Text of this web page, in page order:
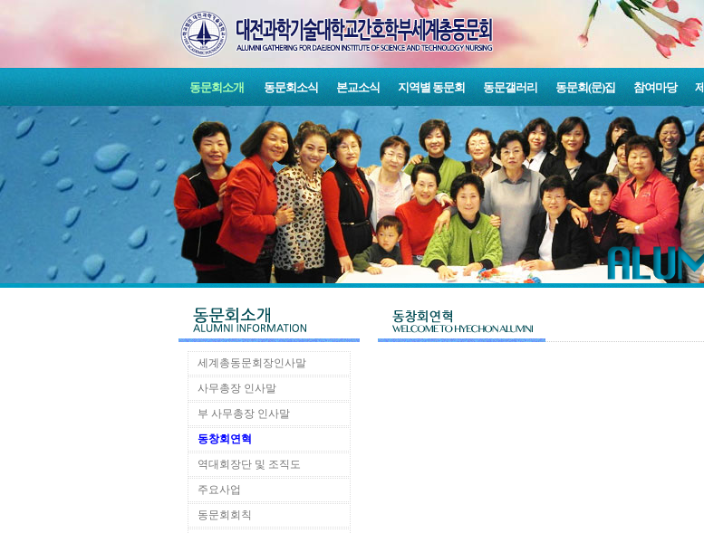
동문회소개 동문회소식 본교소식 지역별 동문회 동문갤러리 동문회(문)집 참여마당
세계총동문회장인사말
사무총장 인사말
부 사무총장 인사말
동창회연혁
역대회장단 및 조직도
주요사업
동문회회칙